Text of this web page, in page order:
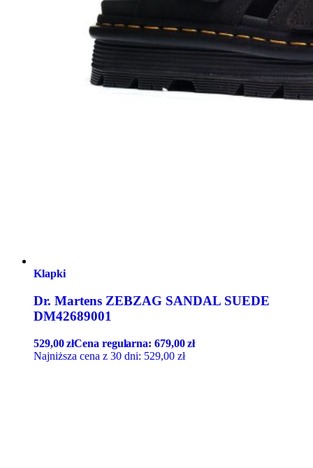
Klapki
Dr. Martens ZEBZAG SANDAL SUEDE
DM42689001
529,00złCena regularna:679,00zł
Najniższa cena z 30 dni: 529,00 zł